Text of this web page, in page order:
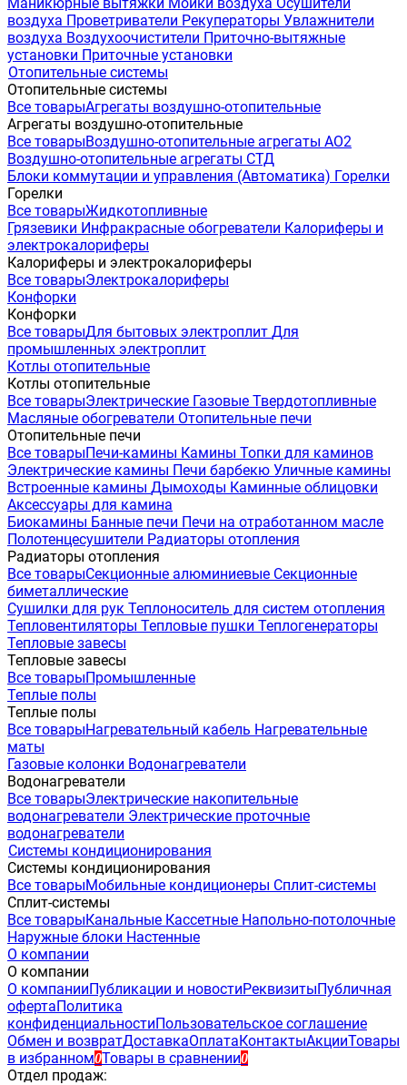
воздуха Проветриватели Рекуператоры Увлажнители
воздуха Воздухоочистители Приточно-вытяжные
установки Приточные установки
Отопительные системы
Отопительные системы
Все товарыАгрегаты воздушно-отопительные
Агрегаты воздушно-отопительные
Все товарыВоздушно-отопительные агрегаты АО2
Воздушно-отопительные агрегаты СТД
Блоки коммутации и управления (Автоматика) Горелки
Горелки
Все товарыЖидкотопливные
Грязевики Инфракрасные обогреватели Калориферы и
электрокалориферы
Калориферы и электрокалориферы
Все товарыЭлектрокалориферы
Конфорки
Конфорки
Все товарыДля бытовых электроплит Для
промышленных электроплит
Котлы отопительные
Котлы отопительные
Все товарыЭлектрические Газовые Твердотопливные
Масляные обогреватели Отопительные печи
Отопительные печи
Все товарыПечи-камины Камины Топки для каминов
Электрические камины Печи барбекю Уличные камины
Встроенные камины Дымоходы Каминные облицовки
Аксессуары для камина
Биокамины Банные печи Печи на отработанном масле
Полотенцесушители Радиаторы отопления
Радиаторы отопления
Все товарыСекционные алюминиевые Секционные
биметаллические
Сушилки для рук Теплоноситель для систем отопления
Тепловентиляторы Тепловые пушки Теплогенераторы
Тепловые завесы
Тепловые завесы
Все товарыПромышленные
Теплые полы
Теплые полы
Все товарыНагревательный кабель Нагревательные
маты
Газовые колонки Водонагреватели
Водонагреватели
Все товарыЭлектрические накопительные
водонагреватели Электрические проточные
водонагреватели
Системы кондиционирования
Системы кондиционирования
Все товарыМобильные кондиционеры Сплит-системы
Сплит-системы
Все товарыКанальные Кассетные Напольно-потолочные
Наружные блоки Настенные
О компании
О компании
О компанииПубликации и новостиРеквизитыПубличная
офертаПолитика
конфиденциальностиПользовательское соглашение
Обмен и возвратДоставкаОплатаКонтактыАкцииТовары
в избранном0Товары в сравнении0
Отдел продаж: